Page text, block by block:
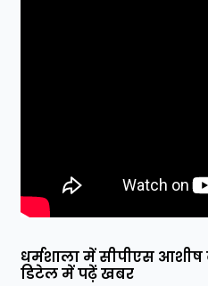
धर्मशाला में सीपीएस
डिटेल में पढ़ें खबर